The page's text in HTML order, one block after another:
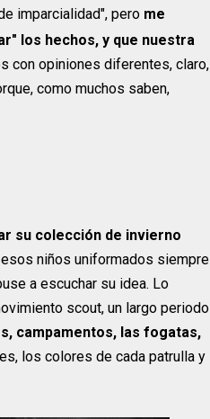
imparcialidad", pero me
los hechos, y que nuestra
con opiniones diferentes, claro,
como muchos saben,
su colección de invierno
esos niños uniformados siempre
a escuchar su idea. Lo
scout, un largo periodo
campamentos, las fogatas,
los colores de cada patrulla y